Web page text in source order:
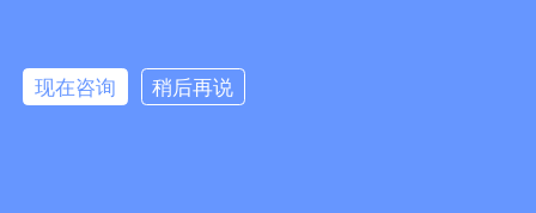
现在咨询 稍后再说